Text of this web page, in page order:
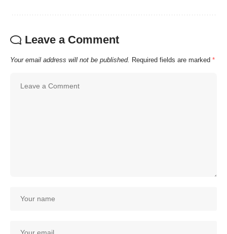
Leave a Comment
Your email address will not be published. Required fields are marked *